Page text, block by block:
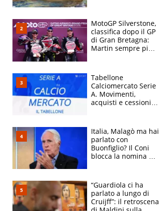
c’è”
MotoGP Silverstone,
classifica dopo il GP
di Gran Bretagna:
Martin sempre più
Tabellone
Calciomercato Serie
A. Movimenti,
acquisti e cessioni:
Italia, Malagò ma hai
parlato con
Buonfiglio? Il Coni
blocca la nomina di
“Guardiola ci ha
parlato a lungo di
Cruijff”: il retroscena